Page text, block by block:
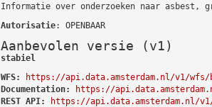
Informatie over onderzoeken naar asbest,
Autorisatie: OPENBAAR
Aanbevolen versie (v1)
stabiel
WFS:
https://api.data.amsterdam.nl/v1/wfs/
Documentation:
https://
REST API:
https://api.data.amsterdam.nl/v1/